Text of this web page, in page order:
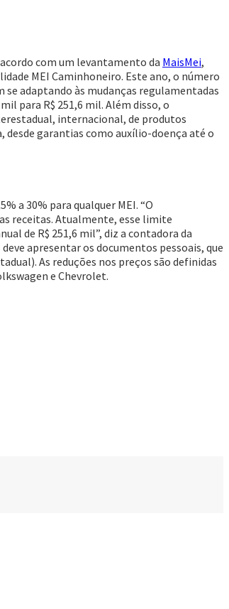
com um levantamento da MaisMei,
MEI Caminhoneiro. Este ano, o número
se adaptando às mudanças regulamentadas
para R$ 251,6 mil. Além disso, o
internacional, de produtos
desde garantias como auxílio-doença até o
a 30% para qualquer MEI. “O
receitas. Atualmente, esse limite
de R$ 251,6 mil”, diz a contadora da
apresentar os documentos pessoais, que
As reduções nos preços são definidas
e Chevrolet.